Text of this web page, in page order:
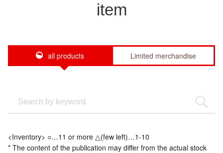
item
all products Limited merchandise
<Inventory> ○…11 or more △(few left)…1-10
* The content of the publication may differ from the actual stock